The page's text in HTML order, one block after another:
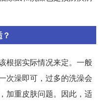
根据实际情况来定。一般
次澡即可，过多的洗澡会
加重皮肤问题。因此，适